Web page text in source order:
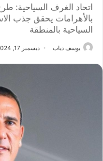
اتحاد الغرف السياحية:
بالأهرامات يحقق جذب
السياحية بالمنطقة
يوسف دياب ديسمبر 17, 2024